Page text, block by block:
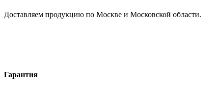
Доставляем продукцию по Москве и Московской области.
Гарантия